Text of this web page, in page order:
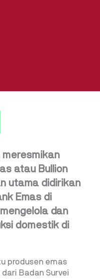
meresmikan
atau Bullion
utama didirikan
Emas di
dan
domestik di
produsen emas
Badan Survei